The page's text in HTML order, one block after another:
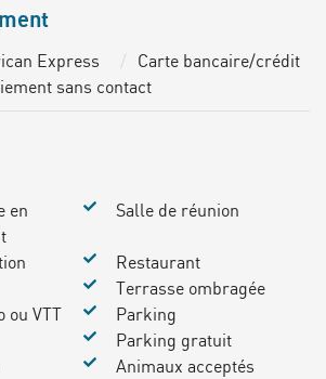
Express
Carte bancaire/crédit
sans contact
en
Salle de réunion
Restaurant
Terrasse ombragée
ou VTT
Parking
Parking gratuit
Animaux acceptés